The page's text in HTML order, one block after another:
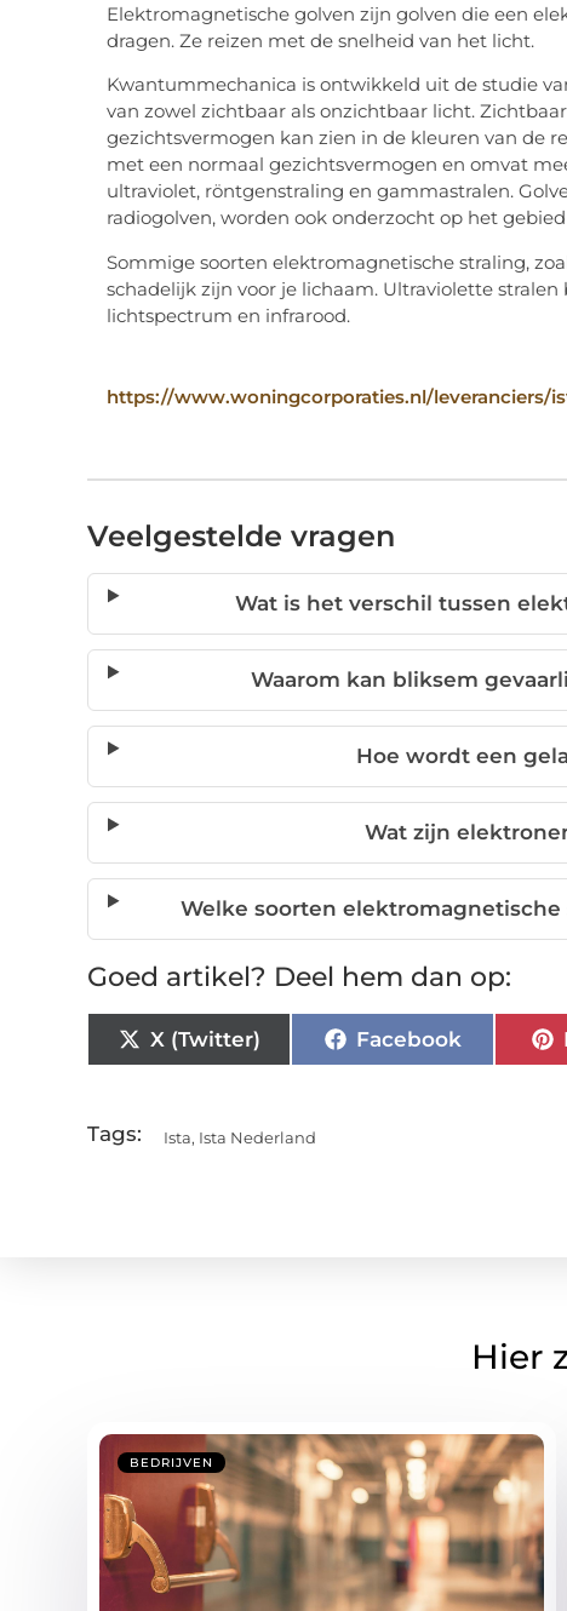
Elektromagnetische golven zijn golven die een
dragen. Ze reizen met de snelheid van het licht.
Kwantummechanica is ontwikkeld uit de studie
van zowel zichtbaar als onzichtbaar licht.
gezichtsvermogen kan zien in de kleuren van de
met een normaal gezichtsvermogen en omvat
ultraviolet, röntgenstraling en gammastralen.
radiogolven, worden ook onderzocht op het
Sommige soorten elektromagnetische straling,
schadelijk zijn voor je lichaam. Ultraviolette
lichtspectrum en infrarood.
https://www.woningcorporaties.nl/leveranciers/
Veelgestelde vragen
Wat is het verschil tussen
Waarom kan bliksem
Hoe wordt een
Wat zijn
Welke soorten
Goed artikel? Deel hem dan op:
X (Twitter) Facebook
Tags: Ista, Ista Nederland
Hier
BEDRIJVEN